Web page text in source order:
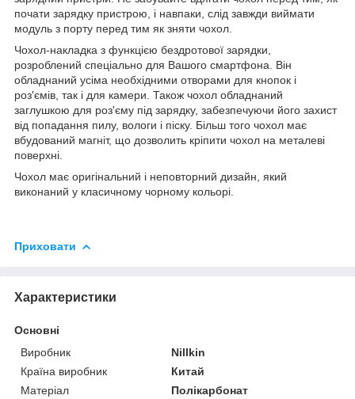
почати зарядку пристрою, і навпаки, слід завжди виймати
модуль з порту перед тим як зняти чохол.
Чохол-накладка з функцією бездротової зарядки,
розроблений спеціально для Вашого смартфона. Він
обладнаний усіма необхідними отворами для кнопок і
роз'ємів, так і для камери. Також чохол обладнаний
заглушкою для роз'єму під зарядку, забезпечуючи його захист
від попадання пилу, вологи і піску. Більш того чохол має
вбудований магніт, що дозволить кріпити чохол на металеві
поверхні.
Чохол має оригінальний і неповторний дизайн, який
виконаний у класичному чорному кольорі.
Приховати
Характеристики
Основні
Виробник
Nillkin
Країна виробник
Китай
Матеріал
Полікарбонат